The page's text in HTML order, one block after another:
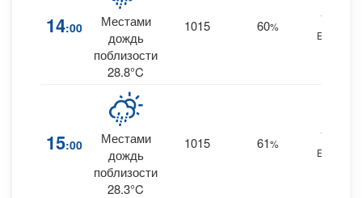
14:00
Местами
дождь
поблизости
28.8°C
1015 60%
19
ESE
15:00
Местами
дождь
поблизости
28.3°C
1015 61%
18
ESE